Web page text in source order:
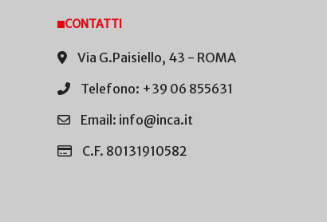
CONTATTI
Via G.Paisiello, 43 - ROMA
Telefono: +39 06 855631
Email: info@inca.it
C.F. 80131910582